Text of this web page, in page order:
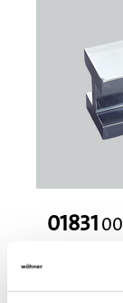
01831
double-T
material: